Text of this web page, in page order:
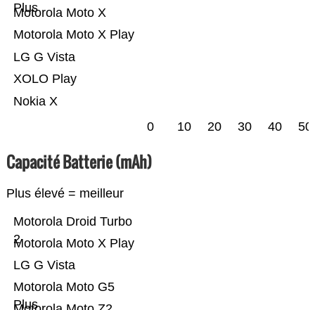
Nokia X
XOLO Play
LG G Vista
Motorola Moto X Play
Motorola Moto X
Plus
0 10 20 30 40 50
Capacité Batterie (mAh)
Plus élevé = meilleur
Motorola Moto G5
Plus
LG G Vista
Motorola Moto X Play
Motorola Droid Turbo
2